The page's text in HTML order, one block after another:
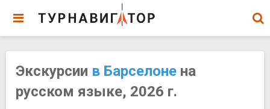
Экскурсии в Барселоне на
русском языке, 2026 г.